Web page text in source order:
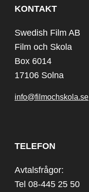
KONTAKT
Swedish Film AB
Film och Skola
Box 6014
17106 Solna
info@filmochskola.se
TELEFON
Avtalsfrågor:
Tel 08-445 25 50